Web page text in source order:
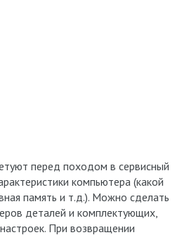
перед походом в сервисный
компьютера (какой
память и т.д.). Можно сделать
деталей и комплектующих,
При возвращении